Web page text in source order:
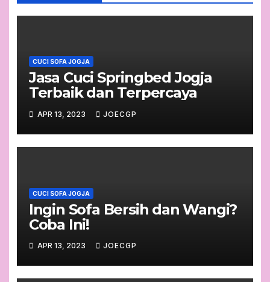
CUCI SOFA JOGJA
Jasa Cuci Springbed Jogja
Terbaik dan Terpercaya
APR 13, 2023 JOECGP
CUCI SOFA JOGJA
Ingin Sofa Bersih dan Wangi?
Coba Ini!
APR 13, 2023 JOECGP